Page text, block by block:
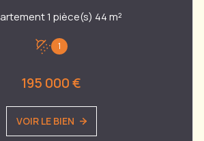
Appartement 1 pièce(s) 44 m²
1
195 000 €
VOIR LE BIEN